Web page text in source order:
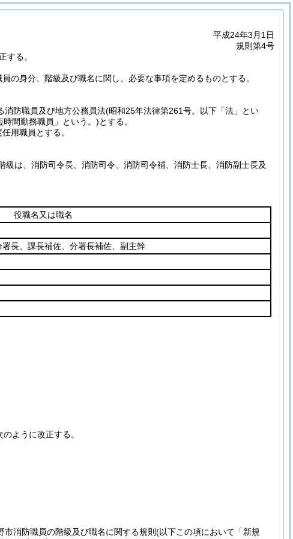
平成24年3月1日
規則第4号
する。
の身分、階級及び職名に関し、必要な事項を定めるものとする。
消防職員及び地方公務員法(昭和25年法律第261号。以下「法」とい
間勤務職員」という。)とする。
用職員とする。
は、消防司令長、消防司令、消防司令補、消防士長、消防副士長及
役職名又は職名
長、課長補佐、分署長補佐、副主幹
ように改正する。
消防職員の階級及び職名に関する規則 (以下この項において「新規